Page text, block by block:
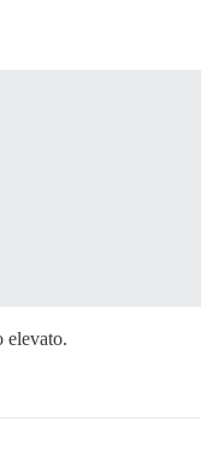
elevato.